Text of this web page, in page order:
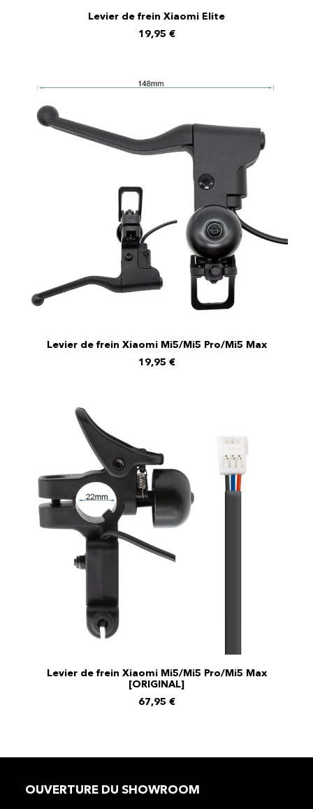
Levier de frein Xiaomi Elite
19,95 €
Levier de frein Xiaomi Mi5/Mi5 Pro/Mi5 Max
19,95 €
AJOUTER AU PANIER
Levier de frein Xiaomi Mi5/Mi5 Pro/Mi5 Max
[ORIGINAL]
67,95 €
OUVERTURE DU SHOWROOM